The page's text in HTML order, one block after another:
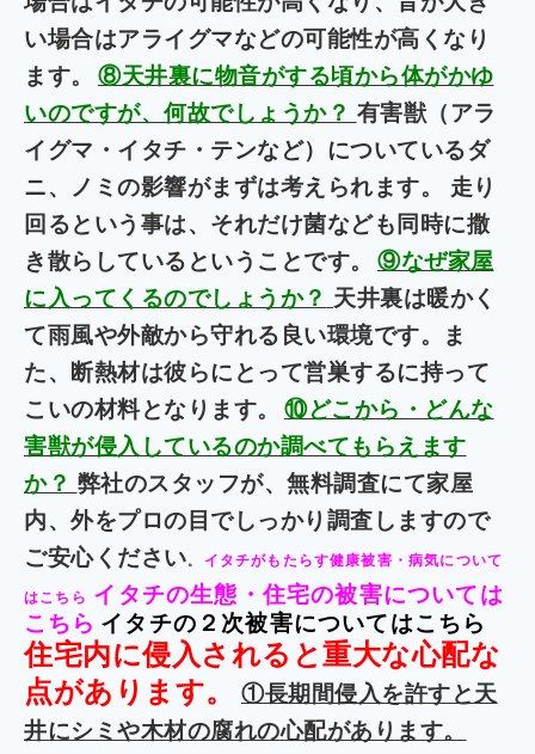
い場合はアライグマなどの可能性が高くなり
ます。
⑧天井裏に物音がする頃から体がかゆ
いのですが、何故でしょうか？ 有害獣（アラ
イグマ・イタチ・テンなど）についているダ
ニ、ノミの影響がまずは考えられます。 走り
回るという事は、それだけ菌なども同時に撒
き散らしているということです。
⑨なぜ家屋
に入ってくるのでしょうか？ 天井裏は暖かく
て雨風や外敵から守れる良い環境です。ま
た、断熱材は彼らにとって営巣するに持って
こいの材料となります。
⑩どこから・どんな
害獣が侵入しているのか調べてもらえます
か？ 弊社のスタッフが、無料調査にて家屋
内、外をプロの目でしっかり調査しますので
ご安心ください。 イタチがもたらす健康被害・病気について
はこちら イタチの生態・住宅の被害については
こちら イタチの２次被害についてはこちら
住宅内に侵入されると重大な心配な
点があります。
①長期間侵入を許すと天
井にシミや木材の腐れの心配があります。